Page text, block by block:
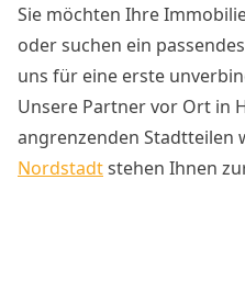
Sie möchten Ihre
oder suchen ein
uns für eine erste
Unsere Partner vor Ort in
angrenzenden Stadtteilen
Nordstadtstehen Ihnen